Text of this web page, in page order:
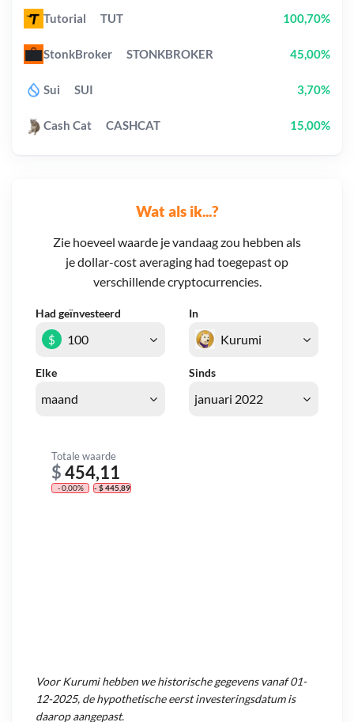
Wat als ik...?
Zie hoeveel waarde je vandaag zou hebben als
je dollar-cost averaging had toegepast op
verschillende cryptocurrencies.
Had geïnvesteerd In
Elke Sinds
$
Totale waarde
$454,11
- 0,00% - $ 445,89
VoorKurumihebben we historische gegevens vanaf01-
12-2025, de hypothetische eerst investeringsdatum is
daarop aangepast.
Tutorial TUT 100,70%
StonkBroker STONKBROKER 45,00%
Sui SUI 3,70%
Cash Cat CASHCAT 15,00%